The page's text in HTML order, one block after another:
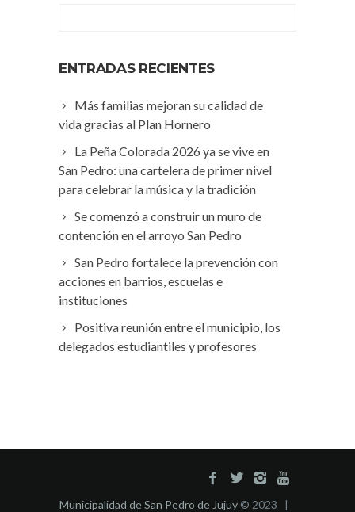
ENTRADAS RECIENTES
Más familias mejoran su calidad de
vida gracias al Plan Hornero
La Peña Colorada 2026 ya se vive en
San Pedro: una cartelera de primer nivel
para celebrar la música y la tradición
Se comenzó a construir un muro de
contención en el arroyo San Pedro
San Pedro fortalece la prevención con
acciones en barrios, escuelas e
instituciones
Positiva reunión entre el municipio, los
delegados estudiantiles y profesores
Municipalidad de San Pedro de Jujuy © 2023 |